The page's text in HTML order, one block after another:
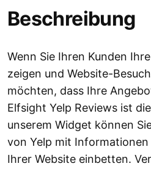
Beschreibung
Wenn Sie Ihren Kunden
zeigen und Website-
möchten, dass Ihre
Elfsight Yelp Reviews ist
unserem Widget können
von Yelp mit
Ihrer Website einbetten.